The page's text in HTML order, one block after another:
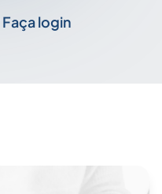
Faça login